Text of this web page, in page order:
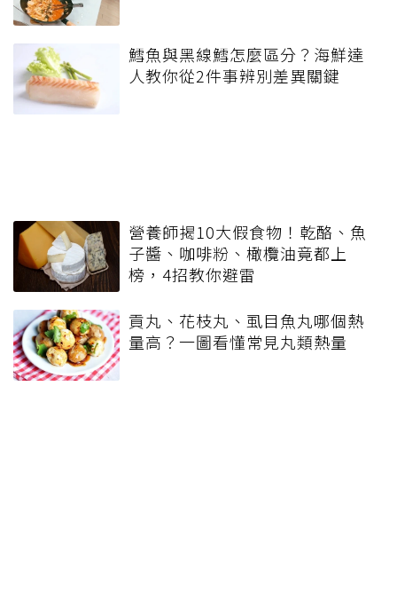
鱈魚與黑線鱈怎麼區分？海鮮達
人教你從2件事辨別差異關鍵
營養師揭10大假食物！乾酪、魚
子醬、咖啡粉、橄欖油竟都上
榜，4招教你避雷
貢丸、花枝丸、虱目魚丸哪個熱
量高？一圖看懂常見丸類熱量